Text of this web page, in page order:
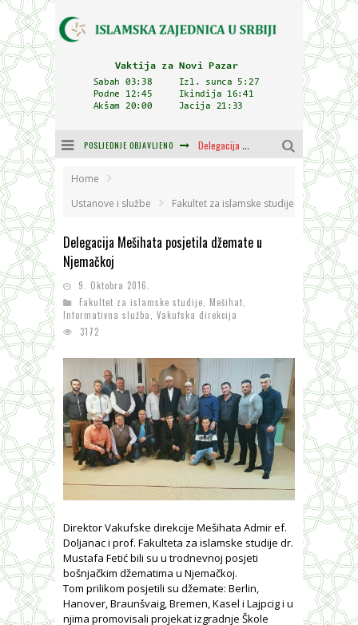
POSLJEDNJE OBJAVLJENO Delegacija IZ-e na godišnjici bitke kod Petrovaradina
Plodovi znanja i mudrosti (8. Dio)
Muftija Dudić: Mir, pravda i suživot nemaju alternativu
Orijentalna kuća Osman-age Trtovca u Novom Pazaru
Home
Ustanove i službe
Fakultet za islamske studije
Delegacija Mešihata posjetila džemate u
Njemačkoj
9. Oktobra 2016.
Fakultet za islamske studije
Mešihat
Informativna služba
Vakufska direkcija
3172
Direktor Vakufske direkcije Mešihata Admir ef.
Doljanac i prof. Fakulteta za islamske studije dr.
Mustafa Fetić bili su u trodnevnoj posjeti
bošnjačkim džematima u Njemačkoj.
Tom prilikom posjetili su džemate: Berlin,
Hanover, Braunšvaig, Bremen, Kasel i Lajpcig i u
njima promovisali projekat izgradnje Škole